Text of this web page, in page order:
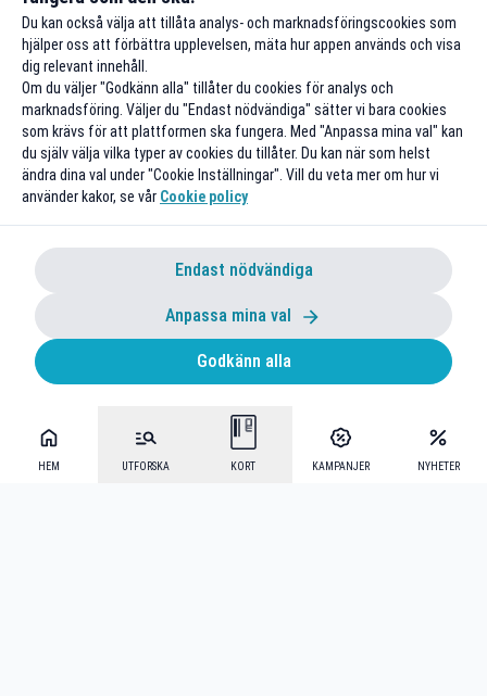
HEM UTFORSKA KORT KAMPANJER NYHETER
Du kan också välja att tillåta analys- och marknadsföringscookies som
hjälper oss att förbättra upplevelsen, mäta hur appen används och visa
dig relevant innehåll.
Om du väljer "Godkänn alla" tillåter du cookies för analys och
marknadsföring. Väljer du "Endast nödvändiga" sätter vi bara cookies
som krävs för att plattformen ska fungera. Med "Anpassa mina val" kan
du själv välja vilka typer av cookies du tillåter. Du kan när som helst
ändra dina val under "Cookie Inställningar". Vill du veta mer om hur vi
använder kakor, se vår Cookie policy
Endast nödvändiga
Anpassa mina val
Godkänn alla